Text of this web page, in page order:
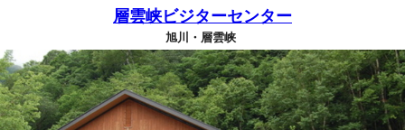
層雲峡ビジターセンター
旭川・層雲峡